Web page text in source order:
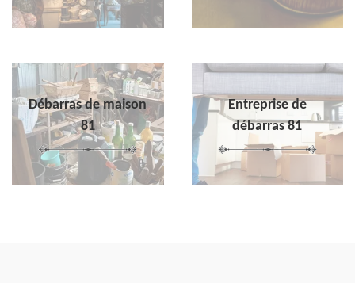
Débarras de maison
81
Entreprise de
débarras 81